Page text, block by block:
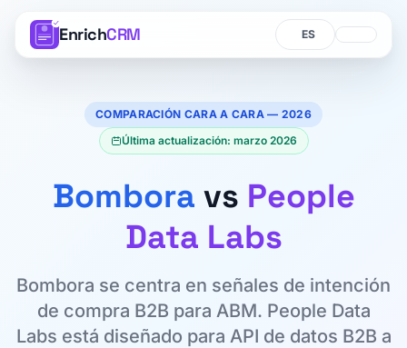
EnrichCRM Idioma
Idioma
COMPARACIÓN CARA A CARA — 2026
Última actualización: marzo 2026
Bombora vs People
Data Labs
Bombora se centra en señales de intención
de compra B2B para ABM. People Data
Labs está diseñado para API de datos B2B a